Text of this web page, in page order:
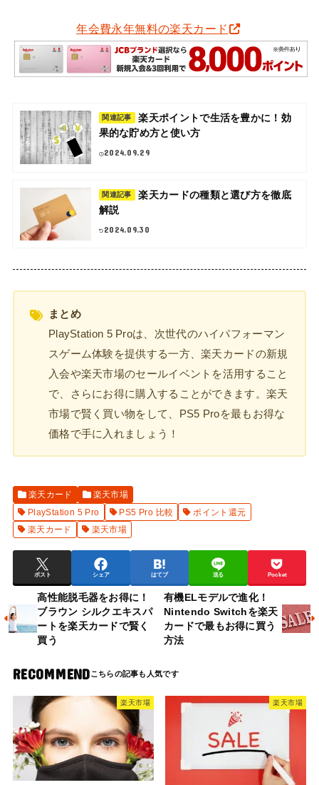
年会費永年無料の楽天カード
関連記事
楽天ポイントで生活を豊かに！効
果的な貯め方と使い方
2024.09.29
関連記事
楽天カードの種類と選び方を徹底
解説
2024.09.30
まとめ
PlayStation 5 Proは、次世代のハイパフォーマン
スゲーム体験を提供する一方、楽天カードの新規
入会や楽天市場のセールイベントを活用すること
で、さらにお得に購入することができます。楽天
市場で賢く買い物をして、PS5 Proを最もお得な
価格で手に入れましょう！
楽天カード
楽天市場
PlayStation 5 Pro
PS5 Pro 比較
ポイント還元
楽天カード
楽天市場
ポスト シェア はてブ 送る Pocket
高性能脱毛器をお得に！
ブラウン シルクエキスパ
ートを楽天カードで賢く
買う
有機ELモデルで進化！
Nintendo Switchを楽天
カードで最もお得に買う
方法
RECOMMEND
楽天市場 楽天市場